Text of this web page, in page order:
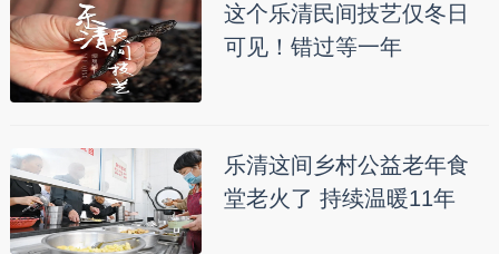
这个乐清民间技艺仅冬日
可见！错过等一年
乐清这间乡村公益老年食
堂老火了 持续温暖11年